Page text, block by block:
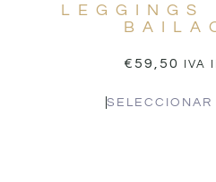
LEGGINGS
€59,50 IVA
SELECCIONAR